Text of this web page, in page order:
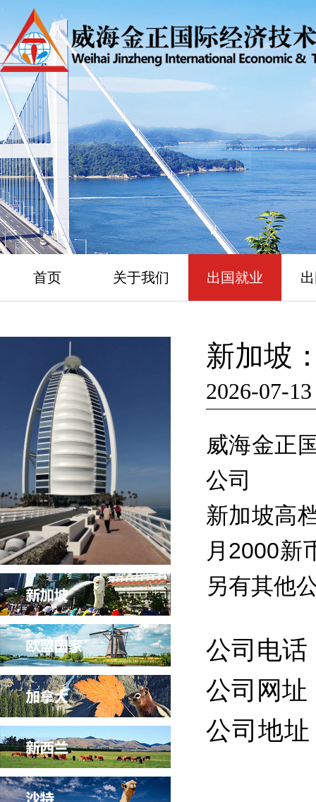
首页 关于我们 出国就业
新加坡
2026-07-13
威海金正
公司
新加坡高
月2000新
另有
公司电话
公司网址
公司地